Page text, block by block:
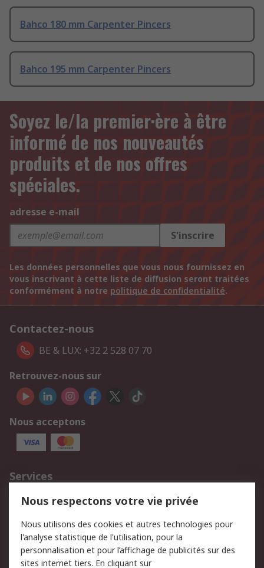
Bahco 180 mm Carpenter Pincers
Bahco 195 mm Carpenter Pincers
Soyez le/la premier·ère à être
informé de nos nouveautés
produits et de nos offres
spéciales.
adresse e-mail
S'inscrire
Les données personnelles que vous nous fournissez en
vous inscrivant à cette liste de diffusion seront traitées
conformément à notre politique de confidentialité.
Contactez-nous
BE & LUX: +32 2 528 07 70
Retrouvez-nous sur
Nous acceptons
Services
750.000 produits
2.500 marques
Retours
Support technique
Track & trace
Nous respectons votre vie privée
Nous utilisons des cookies et autres technologies pour
l'analyse statistique de l'utilisation, pour la
personnalisation et pour l’affichage de publicités sur des
sites internet tiers. En cliquant sur